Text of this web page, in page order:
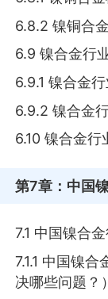
6.8.2 镍铜合
6.9 镍合金行
6.9.1 镍合金
6.9.2 镍合金
6.10 镍合金
第7章 ：中国
7.1 中国镍合
7.1.1 中国镍
决哪些问题？）